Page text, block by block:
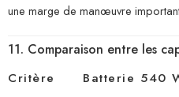
une marge de manœuvre
11. Comparaison entre les
Critère
Batterie 540